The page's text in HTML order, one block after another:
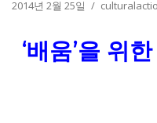
2014년 2월 25일
‘배움’을 위